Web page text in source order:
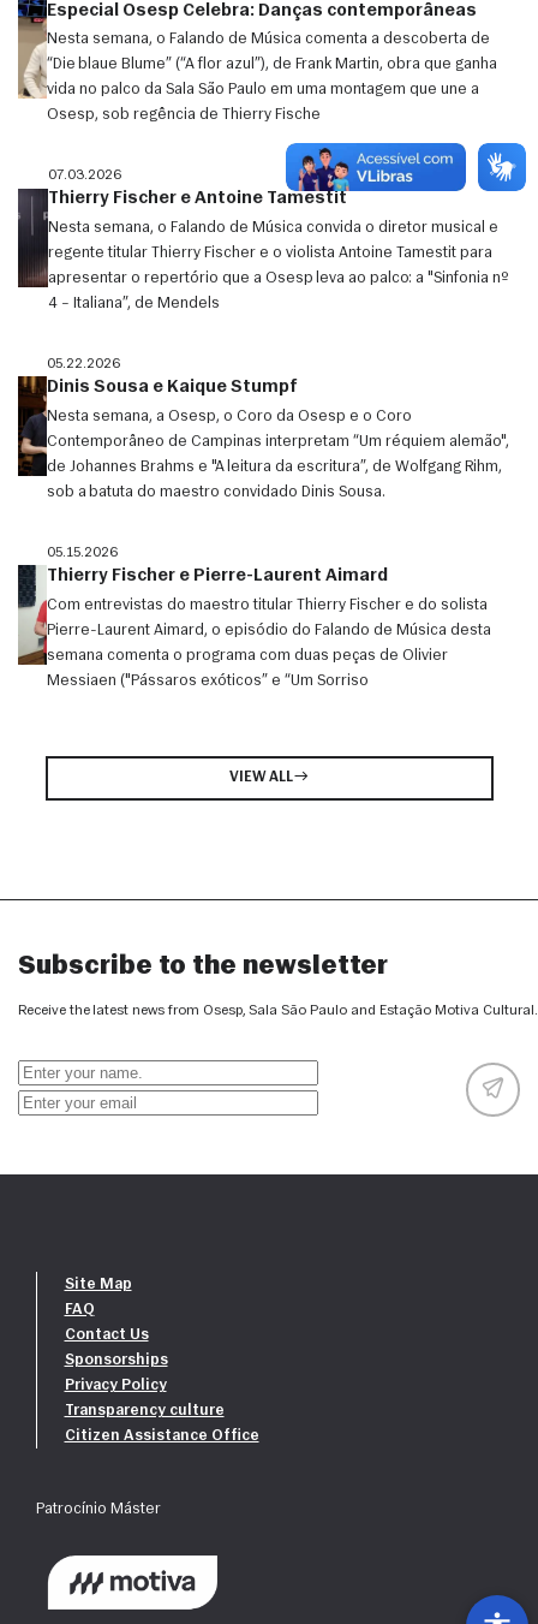
Especial Osesp Celebra: Danças contemporâneas
Nesta semana, o Falando de Música comenta a descoberta de
“Die blaue Blume” (“A flor azul”), de Frank Martin, obra que ganha
vida no palco da Sala São Paulo em uma montagem que une a
Osesp, sob regência de Thierry Fische
07.03.2026
Thierry Fischer e Antoine Tamestit
Nesta semana, o Falando de Música convida o diretor musical e
regente titular Thierry Fischer e o violista Antoine Tamestit para
apresentar o repertório que a Osesp leva ao palco: a "Sinfonia nº
4 – Italiana”, de Mendels
05.22.2026
Dinis Sousa e Kaique Stumpf
Nesta semana, a Osesp, o Coro da Osesp e o Coro
Contemporâneo de Campinas interpretam “Um réquiem alemão",
de Johannes Brahms e "A leitura da escritura”, de Wolfgang Rihm,
sob a batuta do maestro convidado Dinis Sousa.
05.15.2026
Thierry Fischer e Pierre-Laurent Aimard
Com entrevistas do maestro titular Thierry Fischer e do solista
Pierre-Laurent Aimard, o episódio do Falando de Música desta
semana comenta o programa com duas peças de Olivier
Messiaen ("Pássaros exóticos” e “Um Sorriso
VIEW ALL
Subscribe to the newsletter
Receive the latest news from Osesp, Sala São Paulo and Estação Motiva Cultural.
Site Map
FAQ
Contact Us
Sponsorships
Privacy Policy
Transparency culture
Citizen Assistance Office
Patrocínio Máster